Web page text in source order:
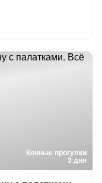
Конные прогулки
3 дня